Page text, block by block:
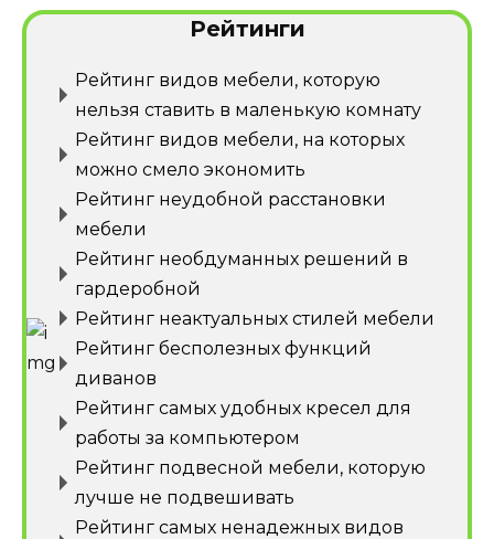
Рейтинги
Рейтинг видов мебели, которую
нельзя ставить в маленькую комнату
Рейтинг видов мебели, на которых
можно смело экономить
Рейтинг неудобной расстановки
мебели
Рейтинг необдуманных решений в
гардеробной
Рейтинг неактуальных стилей мебели
Рейтинг бесполезных функций
диванов
Рейтинг самых удобных кресел для
работы за компьютером
Рейтинг подвесной мебели, которую
лучше не подвешивать
Рейтинг самых ненадежных видов